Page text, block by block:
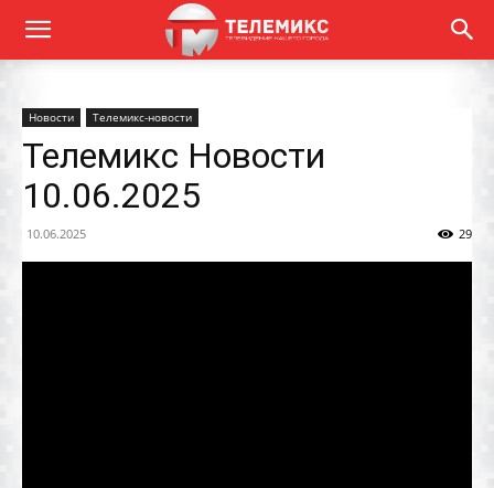
Новости Телемикс-новости
Телемикс Новости
10.06.2025
10.06.2025 29